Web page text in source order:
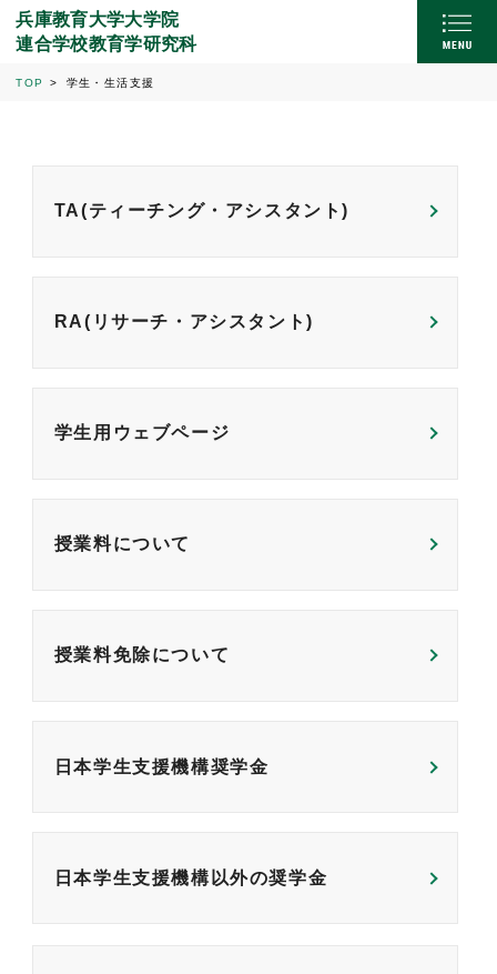
兵庫教育大学大学院
連合学校教育学研究科
TOP 学生・生活支援
TA(ティーチング・アシスタント)
RA(リサーチ・アシスタント)
学生用ウェブページ
授業料について
授業料免除について
日本学生支援機構奨学金
日本学生支援機構以外の奨学金